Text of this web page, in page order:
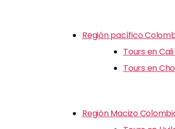
Región pacífico
Tours en
Tours en
Región Macizo